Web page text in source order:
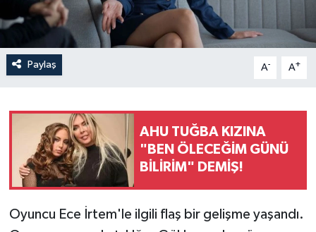
Paylaş A- A+
AHU TUĞBA KIZINA
"BEN ÖLECEĞİM GÜNÜ
BİLİRİM" DEMİŞ!
Oyuncu Ece İrtem'le ilgili flaş bir gelişme yaşandı.